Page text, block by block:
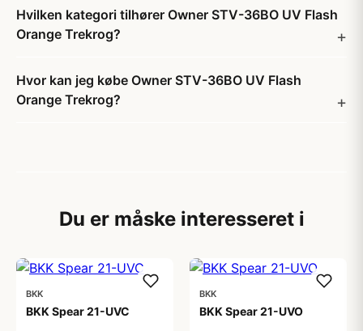
Hvilken kategori tilhører Owner STV-36BO UV Flash
Orange Trekrog?
Hvor kan jeg købe Owner STV-36BO UV Flash
Orange Trekrog?
Du er måske interesseret i
BKK
BKK Spear 21-UVC
BKK
BKK Spear 21-UVO